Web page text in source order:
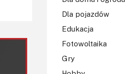
Dla pojazdów
Edukacja
Fotowoltaika
Gry